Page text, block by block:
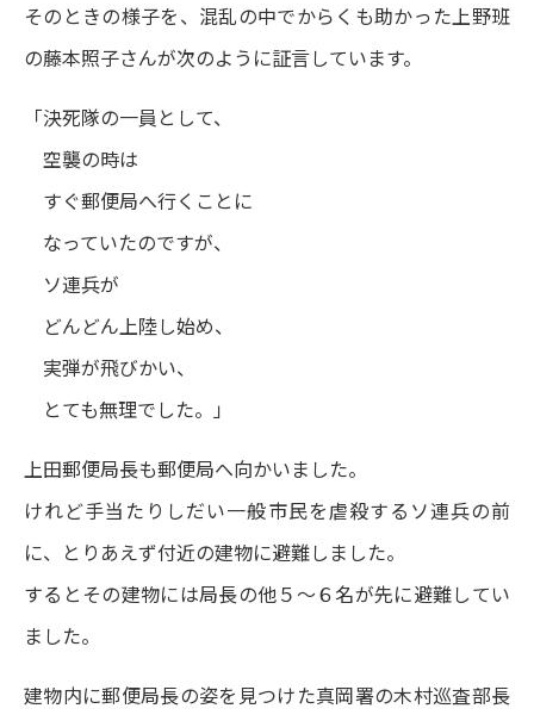
そのときの様子を、混乱の中でからくも助かった上野班
の藤本照子さんが次のように証言しています。
「決死隊の一員として、
空襲の時は
すぐ郵便局へ行くことに
なっていたのですが、
ソ連兵が
どんどん上陸し始め、
実弾が飛びかい、
とても無理でした。」
上田郵便局長も郵便局へ向かいました。
けれど手当たりしだい一般市民を虐殺するソ連兵の前
に、とりあえず付近の建物に避難しました。
するとその建物には局長の他５～６名が先に避難してい
ました。
建物内に郵便局長の姿を見つけた真岡署の木村巡査部長